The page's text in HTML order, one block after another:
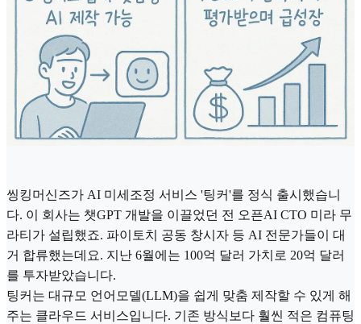
씽킹머신즈가 AI 미세조정 서비스 '팅커'를 정식 출시했습니
다. 이 회사는 챗GPT 개발을 이끌었던 전 오픈AI CTO 미라 무
라티가 설립했죠. 파이토치 공동 창시자 등 AI 전문가들이 대
거 합류했는데요. 지난 6월에는 100억 달러 가치로 20억 달러
를 투자받았습니다.
팅커는 대규모 언어모델(LLM)을 쉽게 맞춤 제작할 수 있게 해
주는 클라우드 서비스입니다. 기존 방식보다 훨씬 적은 컴퓨팅